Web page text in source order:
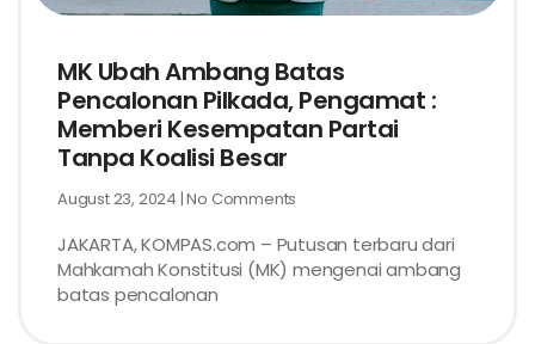
MK Ubah Ambang Batas
Pencalonan Pilkada, Pengamat :
Memberi Kesempatan Partai
Tanpa Koalisi Besar
August 23, 2024 No Comments
JAKARTA, KOMPAS.com – Putusan terbaru dari
Mahkamah Konstitusi (MK) mengenai ambang
batas pencalonan